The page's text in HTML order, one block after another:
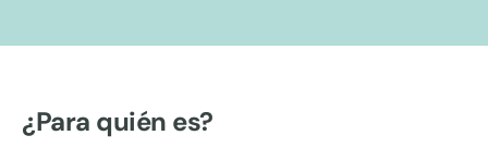
¿Para quién es?